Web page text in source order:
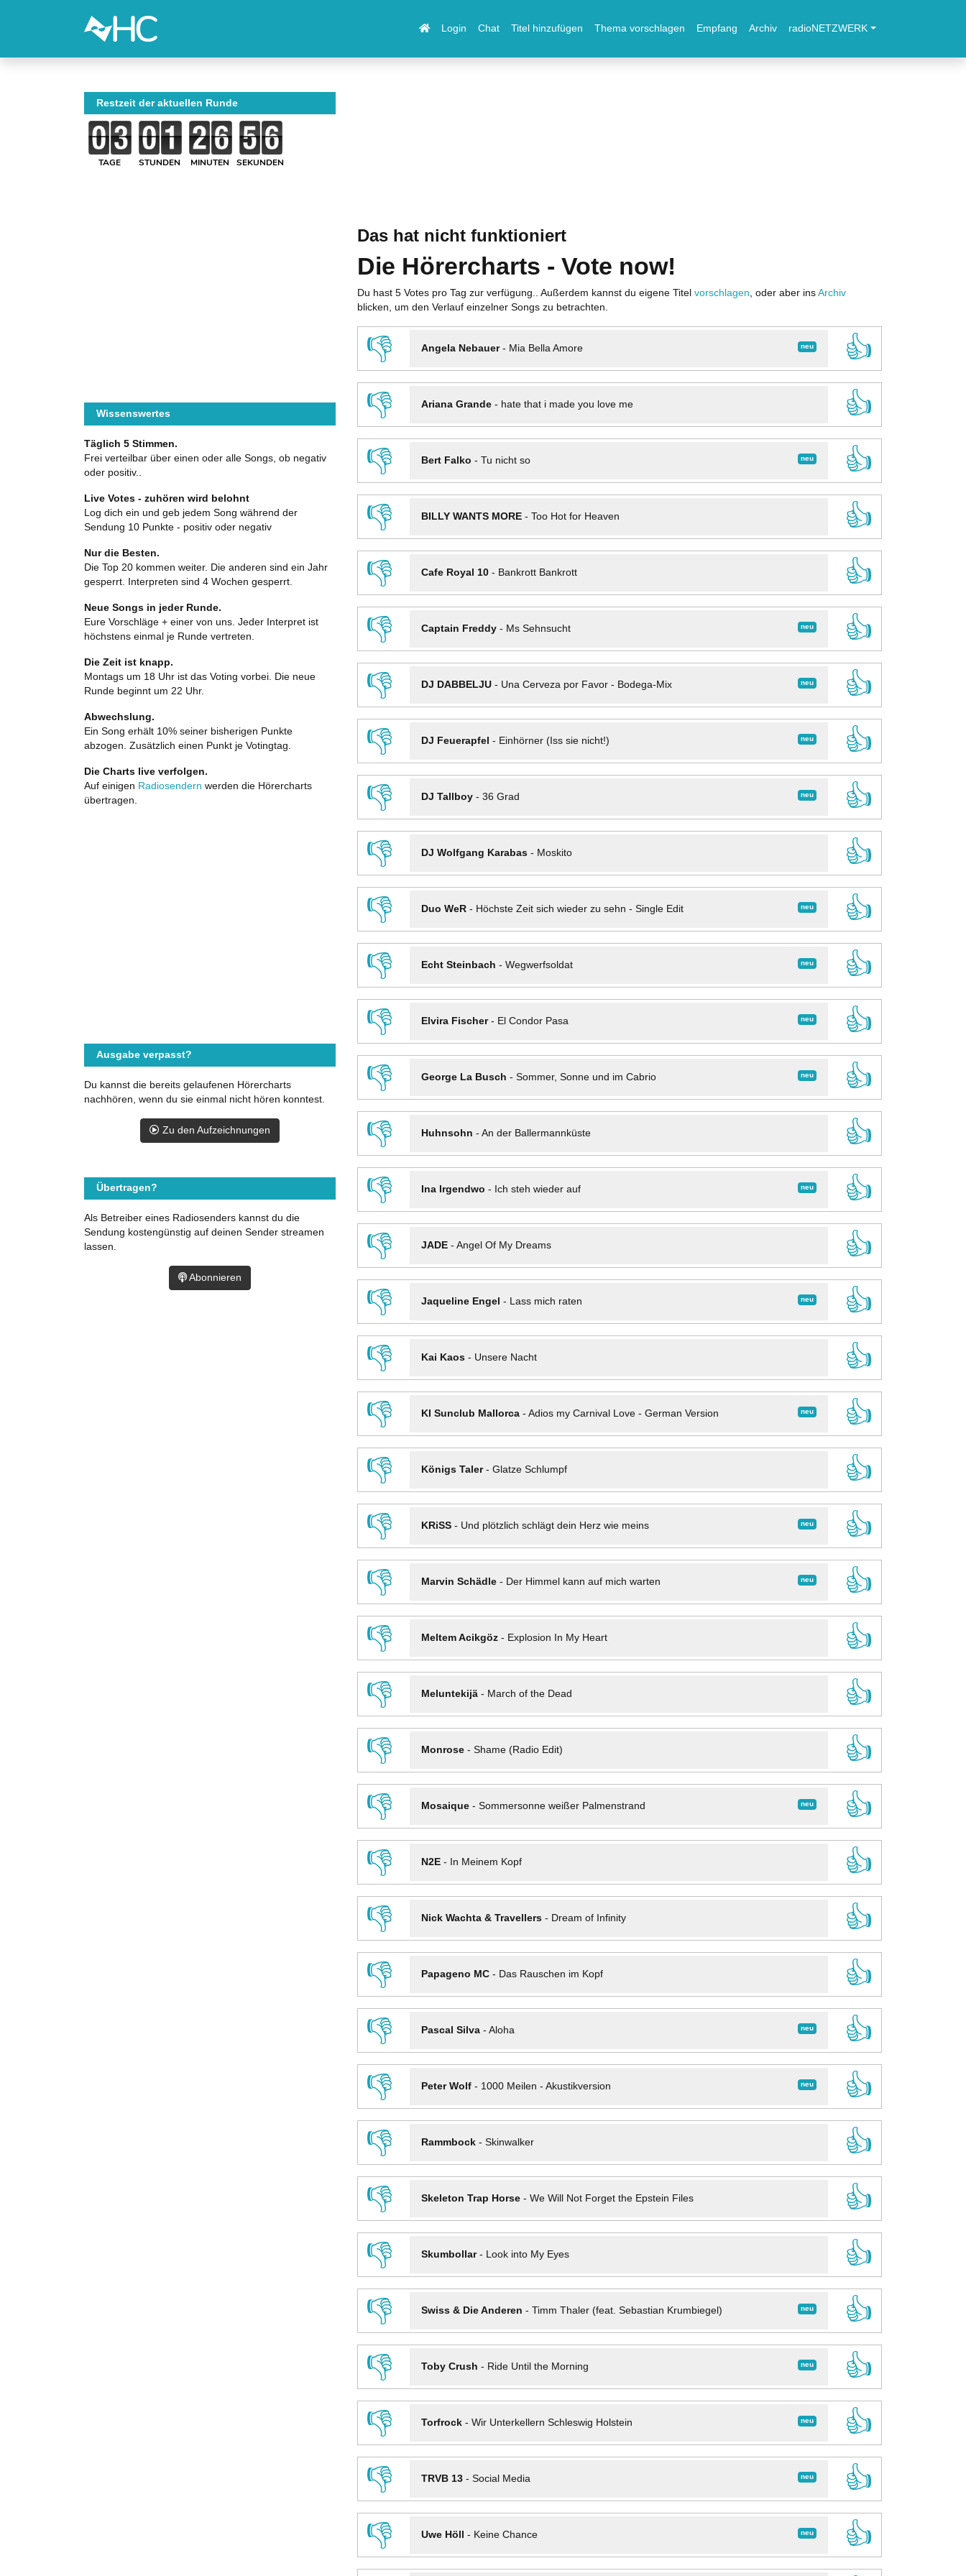
Login Chat Titel hinzufügen Thema vorschlagen Empfang Archiv radioNETZWERK
Das hat nicht funktioniert
Die Hörercharts - Vote now!
Du hast 5 Votes pro Tag zur verfügung.. Außerdem kannst du eigene Titel vorschlagen , oder aber ins Archiv
blicken, um den Verlauf einzelner Songs zu betrachten.
👎 neu
Angela Nebauer- Mia Bella Amore
👍
👎
Ariana Grande- hate that i made you love me
👍
👎
neu
Bert Falko - Tu nicht so
👍
👎
BILLY WANTS MORE- Too Hot for Heaven
👍
👎
Cafe Royal 10- Bankrott Bankrott
👍
👎
neu
Captain Freddy- Ms Sehnsucht
👍
👎
neu
DJ DABBELJU- Una Cerveza por Favor - Bodega-Mix
👍
👎
neu
DJ Feuerapfel - Einhörner (Iss sie nicht!)
👍
👎
neu
DJ Tallboy- 36 Grad
👍
👎
DJ Wolfgang Karabas- Moskito
👍
👎
neu
Duo WeR- Höchste Zeit sich wieder zu sehn - Single Edit
👍
👎
neu
Echt Steinbach - Wegwerfsoldat
👍
👎
neu
Elvira Fischer- El Condor Pasa
👍
👎
neu
George La Busch - Sommer, Sonne und im Cabrio
👍
👎
Huhnsohn - An der Ballermannküste
👍
👎
neu
Ina Irgendwo - Ich steh wieder auf
👍
👎
JADE- Angel Of My Dreams
👍
👎
neu
Jaqueline Engel - Lass mich raten
👍
👎
Kai Kaos- Unsere Nacht
👍
👎
neu
KI Sunclub Mallorca- Adios my Carnival Love - German Version
👍
👎
Königs Taler- Glatze Schlumpf
👍
👎
neu
KRiSS- Und plötzlich schlägt dein Herz wie meins
👍
👎
neu
Marvin Schädle- Der Himmel kann auf mich warten
👍
👎
Meltem Acikgöz- Explosion In My Heart
👍
👎
Meluntekijä- March of the Dead
👍
👎
Monrose- Shame (Radio Edit)
👍
👎
neu
Mosaique- Sommersonne weißer Palmenstrand
👍
👎
N2E- In Meinem Kopf
👍
👎
Nick Wachta & Travellers- Dream of Infinity
👍
👎
Papageno MC- Das Rauschen im Kopf
👍
👎
neu
Pascal Silva- Aloha
👍
👎
neu
Peter Wolf- 1000 Meilen - Akustikversion
👍
👎
Rammbock- Skinwalker
👍
👎
Skeleton Trap Horse- We Will Not Forget the Epstein Files
👍
👎
Skumbollar- Look into My Eyes
👍
👎
neu
Swiss & Die Anderen - Timm Thaler (feat. Sebastian Krumbiegel)
👍
👎
neu
Toby Crush - Ride Until the Morning
👍
👎
neu
Torfrock- Wir Unterkellern Schleswig Holstein
👍
👎
neu
TRVB 13- Social Media
👍
👎
neu
Uwe Höll - Keine Chance
👍
Restzeit der aktuellen Runde
TAGE STUNDEN MINUTEN SEKUNDEN
Wissenswertes
Täglich 5 Stimmen.
Frei verteilbar über einen oder alle Songs, ob negativ
oder positiv..
Live Votes - zuhören wird belohnt
Log dich ein und geb jedem Song während der
Sendung 10 Punkte - positiv oder negativ
Nur die Besten.
Die Top 20 kommen weiter. Die anderen sind ein Jahr
gesperrt. Interpreten sind 4 Wochen gesperrt.
Neue Songs in jeder Runde.
Eure Vorschläge + einer von uns. Jeder Interpret ist
höchstens einmal je Runde vertreten.
Die Zeit ist knapp.
Montags um 18 Uhr ist das Voting vorbei. Die neue
Runde beginnt um 22 Uhr.
Abwechslung.
Ein Song erhält 10% seiner bisherigen Punkte
abzogen. Zusätzlich einen Punkt je Votingtag.
Die Charts live verfolgen.
Auf einigen Radiosendern werden die Hörercharts
übertragen.
Ausgabe verpasst?
Du kannst die bereits gelaufenen Hörercharts
nachhören, wenn du sie einmal nicht hören konntest.
Zu den Aufzeichnungen
Übertragen?
Als Betreiber eines Radiosenders kannst du die
Sendung kostengünstig auf deinen Sender streamen
lassen.
Abonnieren